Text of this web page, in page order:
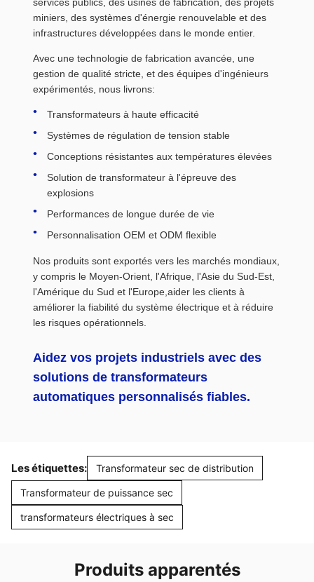
miniers, des systèmes d'énergie renouvelable et des
infrastructures développées dans le monde entier.
Avec une technologie de fabrication avancée, une
gestion de qualité stricte, et des équipes d'ingénieurs
expérimentés, nous livrons:
Transformateurs à haute efficacité
Systèmes de régulation de tension stable
Conceptions résistantes aux températures élevées
Solution de transformateur à l'épreuve des
explosions
Performances de longue durée de vie
Personnalisation OEM et ODM flexible
Nos produits sont exportés vers les marchés mondiaux,
y compris le Moyen-Orient, l'Afrique, l'Asie du Sud-Est,
l'Amérique du Sud et l'Europe,aider les clients à
améliorer la fiabilité du système électrique et à réduire
les risques opérationnels.
Aidez vos projets industriels avec des
solutions de transformateurs
automatiques personnalisés fiables.
Les étiquettes: Transformateur sec de distribution
Transformateur de puissance sec
transformateurs électriques à sec
Produits apparentés